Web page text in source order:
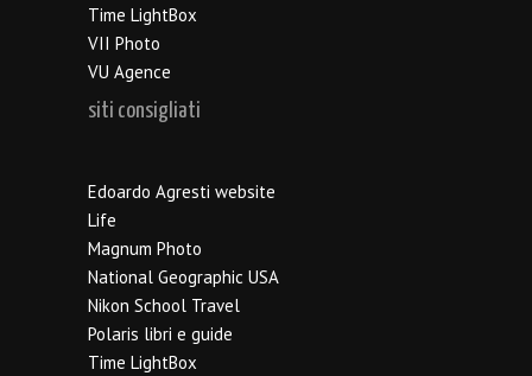
Time LightBox
VII Photo
VU Agence
siti consigliati
Edoardo Agresti website
Life
Magnum Photo
National Geographic USA
Nikon School Travel
Polaris libri e guide
Time LightBox